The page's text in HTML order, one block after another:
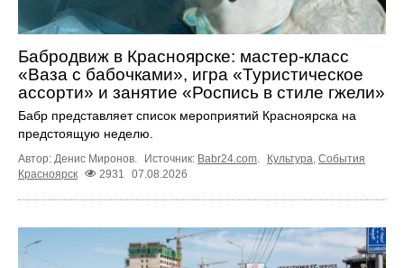
Бабродвиж в Красноярске: мастер-класс
«Ваза с бабочками», игра «Туристическое
ассорти» и занятие «Роспись в стиле гжели»
Бабр представляет список мероприятий Красноярска на
предстоящую неделю.
Автор: Денис Миронов. Источник: Babr24.com Культура События
Красноярск
2931 07.08.2026